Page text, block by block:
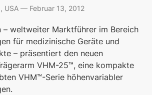
USA — Februar 13, 2012
– weltweiter Marktführer im Bereich
für medizinische Geräte und
– präsentiert den neuen
VHM-25™, eine kompakte
VHM™-Serie höhenvariabler